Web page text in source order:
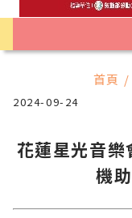
首頁 /
2024-09-24
花蓮星光音
機